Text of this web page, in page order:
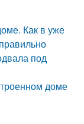
Как в уже
под
доме